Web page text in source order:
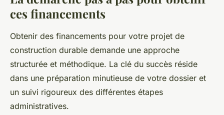
ces financements
Obtenir des financements pour votre projet de
construction durable demande une approche
structurée et méthodique. La clé du succès réside
dans une préparation minutieuse de votre dossier et
un suivi rigoureux des différentes étapes
administratives.